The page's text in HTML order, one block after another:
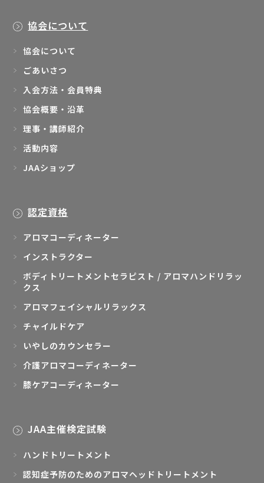
協会について
協会について
ごあいさつ
入会方法・会員特典
協会概要・沿革
理事・講師紹介
活動内容
JAAショップ
認定資格
アロマコーディネーター
インストラクター
ボディトリートメントセラピスト / アロマハンドリラッ
クス
アロマフェイシャルリラックス
チャイルドケア
いやしのカウンセラー
介護アロマコーディネーター
膝ケアコーディネーター
JAA主催検定試験
ハンドトリートメント
認知症予防のためのアロマヘッドトリートメント